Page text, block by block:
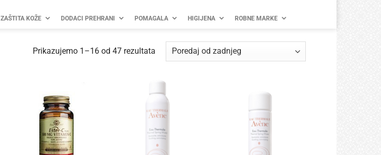
ZAŠTITA KOŽE DODACI PREHRANI POMAGALA HIGIJENA ROBNE MARKE
Prikazujemo 1–16 od 47 rezultataPoredano